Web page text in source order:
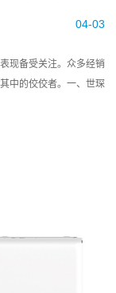
04-03
现备受关注。众多经销
中的佼佼者。一、世琛